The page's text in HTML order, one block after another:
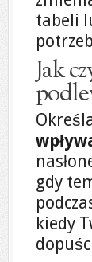
tabeli
Jak
gdy
kiedy